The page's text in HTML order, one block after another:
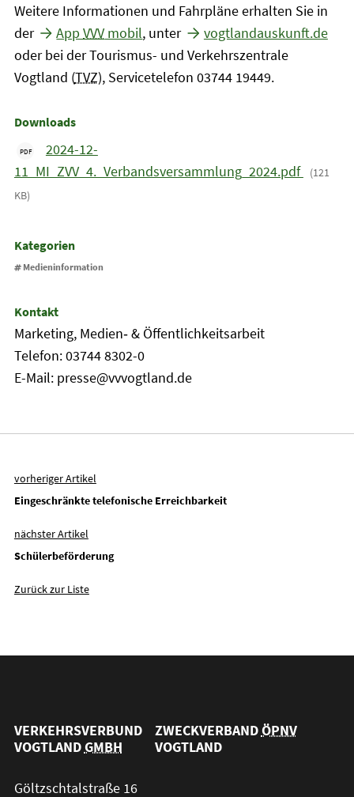
Weitere Informationen und Fahrpläne erhalten Sie in
der
AppVVVmobil, unter
vogtlandauskunft.de
oder bei der Tourismus- und Verkehrszentrale
Vogtland (TVZ), Servicetelefon 03744 19449.
Downloads
PDF
2024-12-
11_MI_ZVV_4._Verbandsversammlung_2024.pdf
(121
KB)
Kategorien
Medieninformation
Kontakt
Marketing, Medien‐ & Öffentlichkeitsarbeit
Telefon: 03744 8302-0
E-Mail: presse@vvvogtland.de
vorheriger Artikel
Eingeschränkte telefonische Erreichbarkeit
nächster Artikel
Schülerbeförderung
Zurück zur Liste
VERKEHRSVERBUND
VOGTLANDGMBH
ZWECKVERBANDÖPNV
VOGTLAND
Göltzschtalstraße 16